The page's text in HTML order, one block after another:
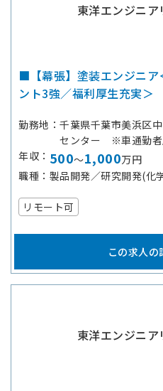
東洋エンジニ
■【幕張】塗装エンジニア
ント3強／福利厚生充実＞
勤務地
千葉県千葉市美浜区
センター ※車通勤者
年収
500～1,000万円
職種
製品開発／研究開発(化
リモート可
この求人の
東洋エンジニ